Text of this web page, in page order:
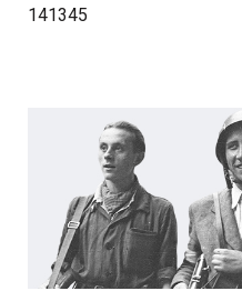
141345